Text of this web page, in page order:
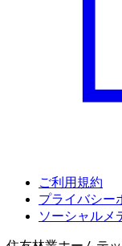
ご利用規約
プライバシー
ソーシャルメ